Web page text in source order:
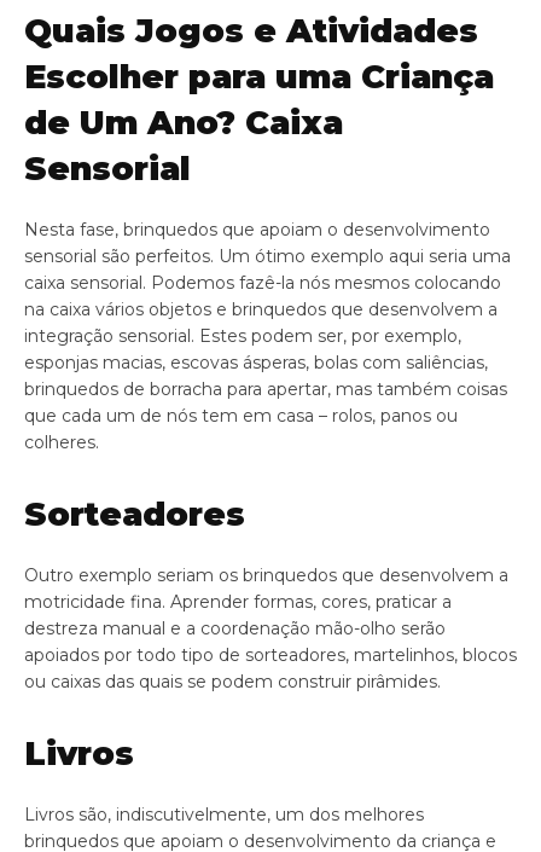
Quais Jogos e Atividades
Escolher para uma Criança
de Um Ano? Caixa
Sensorial
Nesta fase, brinquedos que apoiam o desenvolvimento
sensorial são perfeitos. Um ótimo exemplo aqui seria uma
caixa sensorial. Podemos fazê-la nós mesmos colocando
na caixa vários objetos e brinquedos que desenvolvem a
integração sensorial. Estes podem ser, por exemplo,
esponjas macias, escovas ásperas, bolas com saliências,
brinquedos de borracha para apertar, mas também coisas
que cada um de nós tem em casa – rolos, panos ou
colheres.
Sorteadores
Outro exemplo seriam os brinquedos que desenvolvem a
motricidade fina. Aprender formas, cores, praticar a
destreza manual e a coordenação mão-olho serão
apoiados por todo tipo de sorteadores, martelinhos, blocos
ou caixas das quais se podem construir pirâmides.
Livros
Livros são, indiscutivelmente, um dos melhores
brinquedos que apoiam o desenvolvimento da criança e